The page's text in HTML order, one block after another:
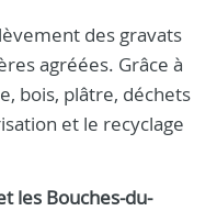
des gravats
agréées. Grâce à
bois, plâtre, déchets
et le recyclage
les Bouches-du-